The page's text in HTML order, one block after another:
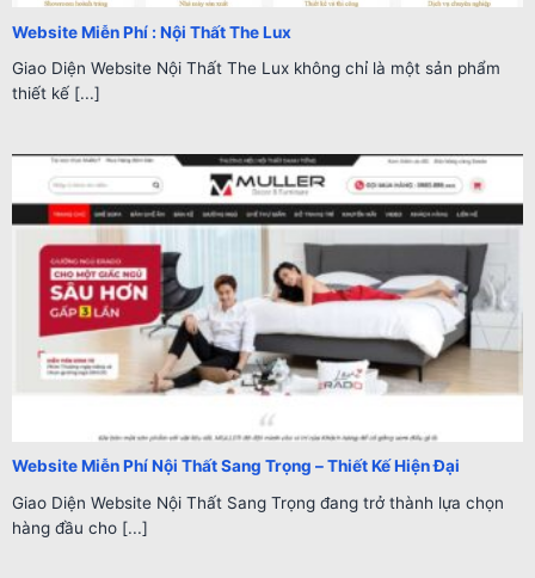
Website Miễn Phí : Nội Thất The Lux
Giao Diện Website Nội Thất The Lux không chỉ là một sản phẩm
thiết kế [...]
Website Miễn Phí Nội Thất Sang Trọng – Thiết Kế Hiện Đại
Giao Diện Website Nội Thất Sang Trọng đang trở thành lựa chọn
hàng đầu cho [...]